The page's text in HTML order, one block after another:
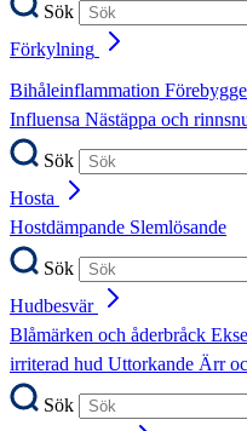
Sök
Förkylning
Bihåleinflammation
Influensa Nästäppa och
Sök
Hosta
Hostdämpande Slemlösande
Sök
Hudbesvär
Blåmärken och åderbråck
irriterad hud Uttorkande Ärr
Sök